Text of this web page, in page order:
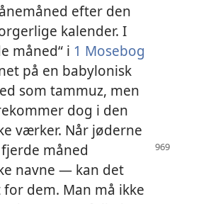
efter den
kalender. I
måned“ i 1 Mosebog
på en babylonisk
som tammuz, men
dog i den
værker. Når jøderne
måned
navne — kan det
dem. Man må ikke